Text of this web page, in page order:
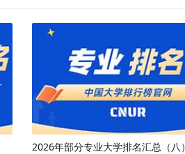
2026年部分专业大学排名汇总（八）